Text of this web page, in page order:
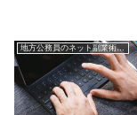
地方公務員のネット副業術【アフィリエイト】